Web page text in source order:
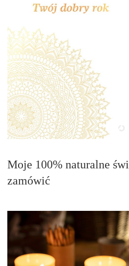
Moje 100% naturalne
zamówić